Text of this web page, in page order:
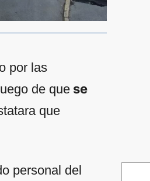
por las
de que se
que
personal del